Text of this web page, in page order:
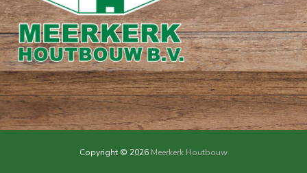
Copyright © 2026 Meerkerk Houtbouw